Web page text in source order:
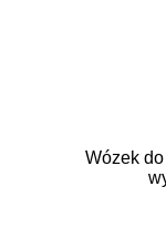
Wózek